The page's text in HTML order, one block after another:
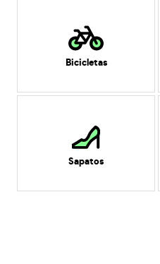
Bicicletas
Sapatos